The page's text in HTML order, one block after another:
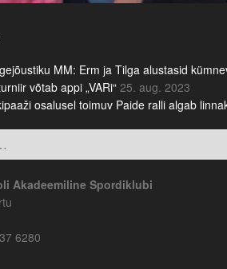
MM: Erm ja Tilga alustasid
võtab appi „VARi“ 25. aug. 2023
osalusel toimuv Paide ralli algab
Akadeemiline Spordiklubi
6280